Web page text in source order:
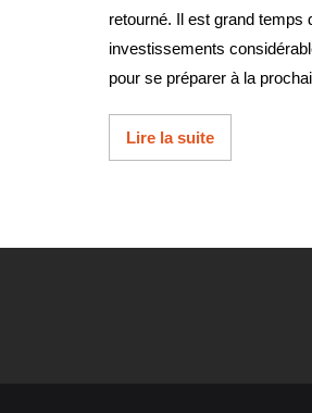
retourné. Il est grand temps
investissements
pour se préparer à la
Lire la suite